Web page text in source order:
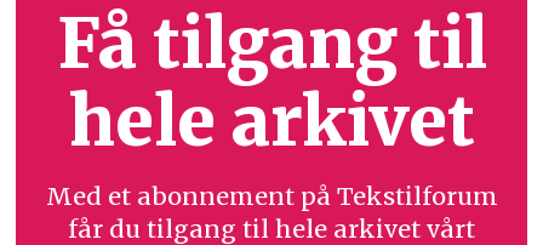
Få tilgang til
hele arkivet
Med et abonnement på Tekstilforum
får du tilgang til hele arkivet vårt